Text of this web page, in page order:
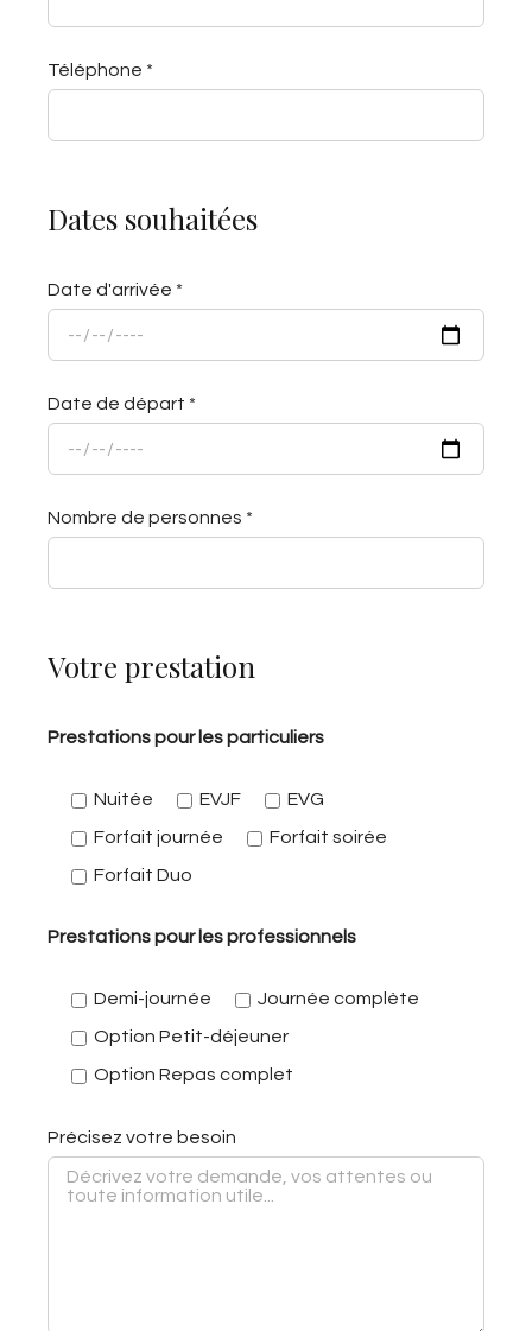
Téléphone *
Dates souhaitées
Date d'arrivée *
Date de départ *
Nombre de personnes *
Votre prestation
Prestations pour les particuliers
Nuitée EVJF
EVG
Forfait journée
Forfait soirée
Forfait Duo
Prestations pour les professionnels
Demi-journée
Journée complète
Option Petit-déjeuner
Option Repas complet
Précisez votre besoin